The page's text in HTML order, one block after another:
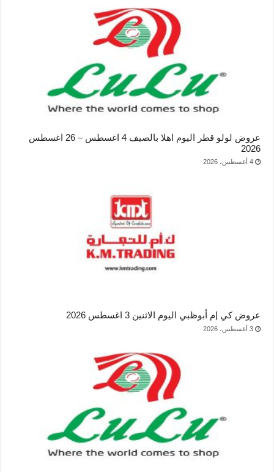
عروض لولو قطر اليوم اهلا بالصيف 4 اغسطس – 26 اغسطس
2026
4 أغسطس، 2026
عروض كي إم أبوظبي اليوم الاثنين 3 اغسطس 2026
3 أغسطس، 2026